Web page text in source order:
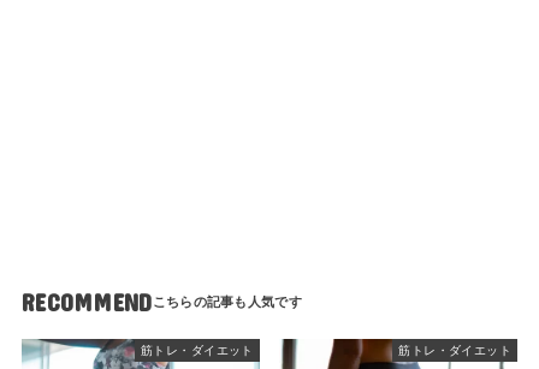
RECOMMEND
筋トレ・ダイエット 筋トレ・ダイエット